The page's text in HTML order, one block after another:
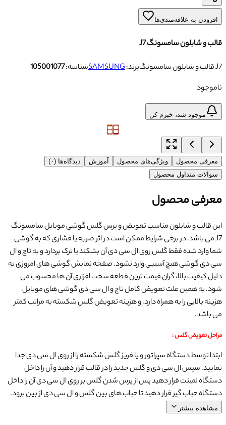
افزودن به علاقه‌مندی‌ها
قالب و شابلون سامسونگ J7
قالب و شابلون سامسونگ J7
برند:SAMSUNGشناسه:105001077
ناموجود
موجود شد، خبرم کن
معرفی محصول ویژگی‌های محصول آموزش
دیدگاه‌ها (۰)
سوالات متداول محصول
معرفی محصول
این قالب و شابلون مناسب تعویض و پرس گلس گوشی موبایل سامسونگ
J7 می باشد. در برخی شرایط ممکن است در اثر ضربه یا فشاری که به گوشی
شما وارد شده فقط گلس روی ال سی دی آن بشکند یا ترک بردارد و به تاچ و ال
سی دی گوشی هیچ آسیبی وارد نشود. صفحه نمایش گوشی های امروزی به
دلیل کیفیت بالا، گران قیمت ترین قطعه سخت افزاری آن ها محسوب می‌
شود. به همین علت تعویض کامل تاچ و ال سی دی گوشی های موبایل
هزینه بالایی را به همراه دارد. و هزینه تعویض گلس شکسته به مراتب کمتر
می باشد.
مراحل تعویض گلس :
ابتدا توسط دستگاه سپراتور و یا فریز گلس شکسته را از روی ال سی دی جدا
نمایید. سپس ال سی دی و گلس جدید را در قالب قرار دهید و آن را داخل
دستگاه لمینت قرار دهید پس از پرس شدن گلس بر روی ال سی دی آن را داخل
دستگاه حباب گیر قرار دهید تا حباب های بین گلس و ال سی دی از بین برود.
مشاهده بیشتر